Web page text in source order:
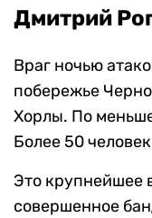
Дмитрий
Враг ночью
побережье
Хорлы. По
Более 50
Это крупнейшее
совершенное